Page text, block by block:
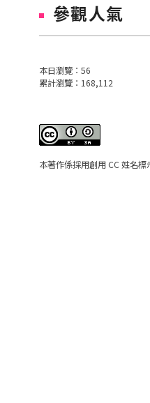
參觀人氣
本日瀏覽：56
累計瀏覽：168,112
本著作係採用創用 CC 姓名